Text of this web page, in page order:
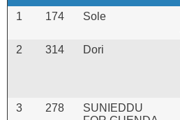
1 174 Sole
2 314 Dori
3 278
SUNIEDDU